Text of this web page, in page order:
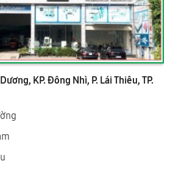
KP. Đông Nhì, P. Lái Thiêu, TP.